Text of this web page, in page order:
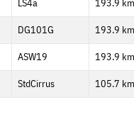
LS4a 193.9 km
DG101G 193.9 km
ASW19 193.9 km
StdCirrus 105.7 km